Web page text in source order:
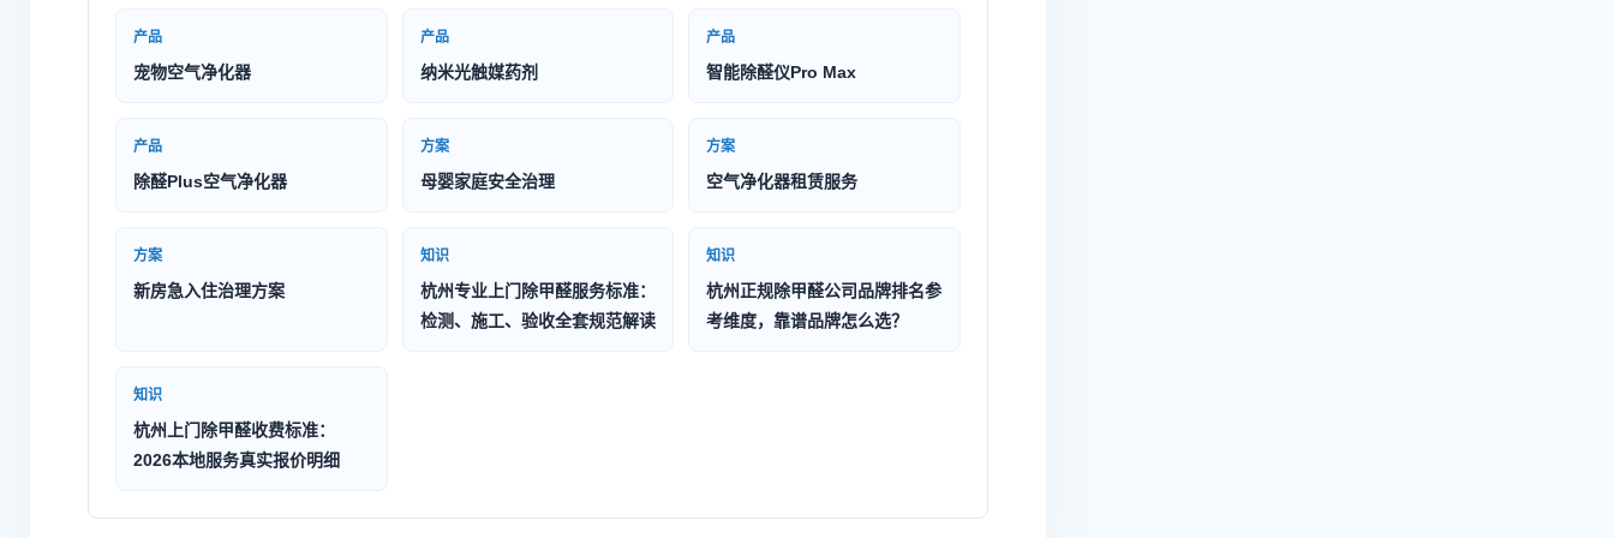
产品
宠物空气净化器
产品
纳米光触媒药剂
产品
智能除醛仪Pro Max
产品
除醛Plus空气净化器
方案
母婴家庭安全治理
方案
空气净化器租赁服务
方案
新房急入住治理方案
知识
杭州专业上门除甲醛服务标准：
检测、施工、验收全套规范解读
知识
杭州正规除甲醛公司品牌排名参
考维度，靠谱品牌怎么选？
知识
杭州上门除甲醛收费标准：
2026本地服务真实报价明细